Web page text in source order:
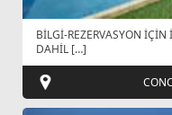
BİLGİ-REZERVASYON
DAHİL […]